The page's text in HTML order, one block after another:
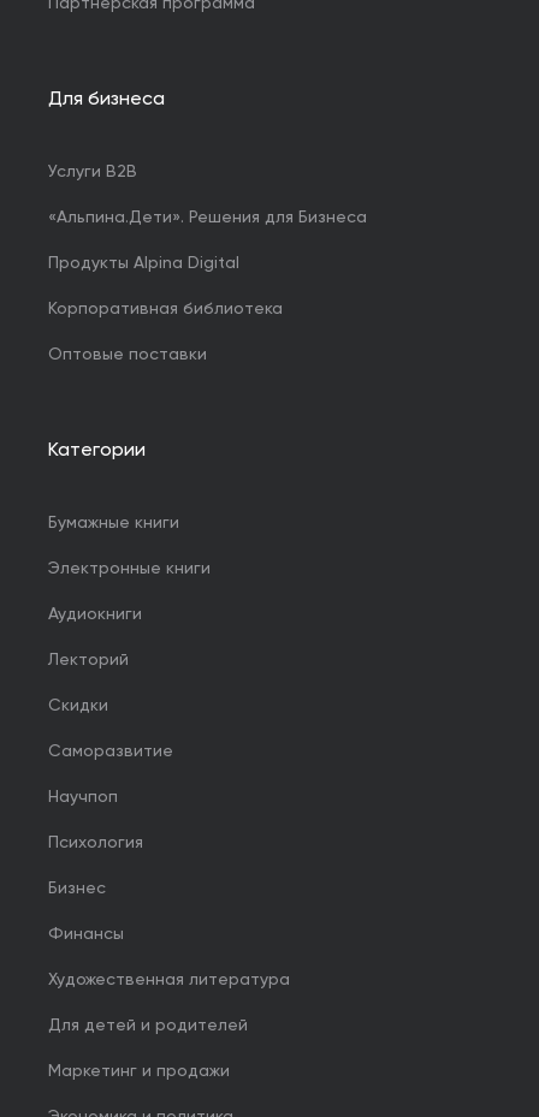
Партнерская программа
Для бизнеса
Услуги B2B
«Альпина.Дети». Решения для Бизнеса
Продукты Alpina Digital
Корпоративная библиотека
Оптовые поставки
Категории
Бумажные книги
Электронные книги
Аудиокниги
Лекторий
Скидки
Саморазвитие
Научпоп
Психология
Бизнес
Финансы
Художественная литература
Для детей и родителей
Маркетинг и продажи